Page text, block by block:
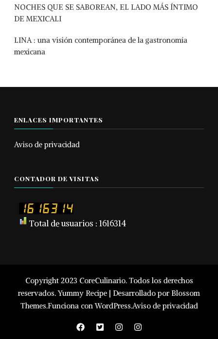
NOCHES QUE SE SABOREAN, EL LADO MÁS ÍNTIMO
DE MEXICALI
LINA : una visión contemporánea de la gastronomía
mexicana
ENLACES IMPORTANTES
Aviso de privacidad
CONTADOR DE VISITAS
Total de usuarios : 1616314
Copyright 2023 CoreCulinario. Todos los derechos
reservados.Yummy Recipe | Desarrollado por Blossom
Themes.Funciona conWordPress.Aviso de privacidad